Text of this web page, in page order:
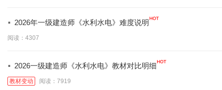
· 2026年一级建造师《水利水电》难度说明
阅读：4307
· 2026一级建造师《水利水电》教材对比明细
教材变动 阅读：7919